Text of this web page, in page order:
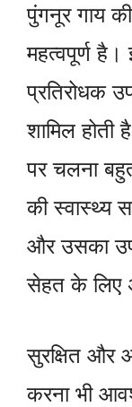
पुंगनूर गाय
महत्वपूर्ण
प्रतिरोधक
शामिल
पर चलना
की स्वास्थ्य
और उसका
सेहत के लिए
सुरक्षित और
करना भी